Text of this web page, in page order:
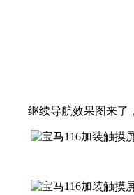
继续导航效果图来了，